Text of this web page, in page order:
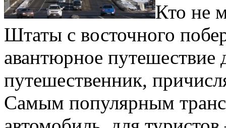
Кто не
Штаты с восточного
авантюрное
путешественник,
Самым популярным